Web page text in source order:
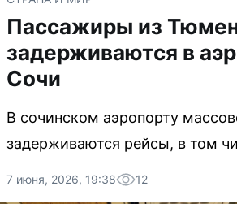
Пассажиры из
задерживаются в
Сочи
В сочинском аэропорту
задерживаются рейсы, в том
7 июня, 2026, 19:38 12